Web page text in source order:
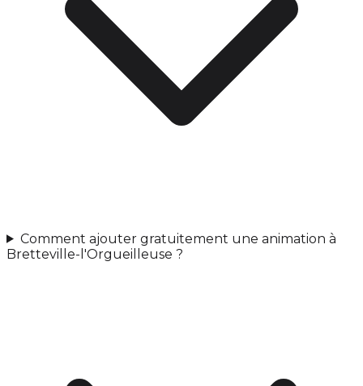
Comment ajouter gratuitement une animation à
Bretteville-l'Orgueilleuse ?